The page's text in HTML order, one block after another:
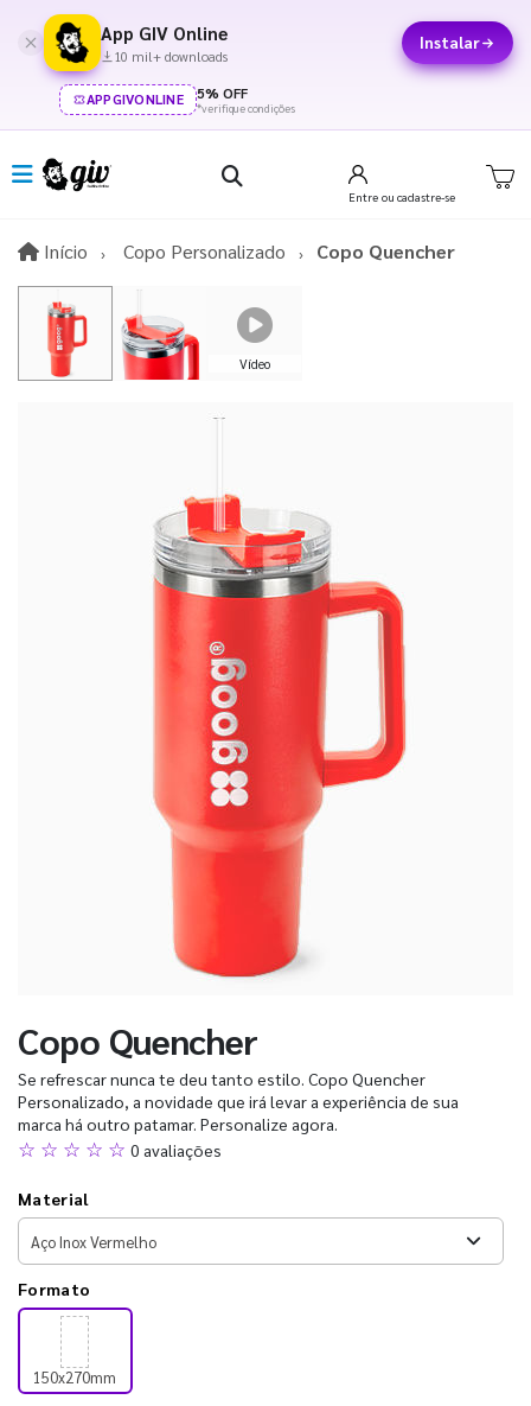
App GIV Online
10 mil+ downloads
Instalar
APPGIVONLINE 5% OFF
*verifique condições
Entre ou cadastre-se
Início InícioCopo Personalizado Copo Quencher
Vídeo
Copo Quencher
Se refrescar nunca te deu tanto estilo. Copo Quencher
Personalizado, a novidade que irá levar a experiência de sua
marca há outro patamar. Personalize agora.
☆ ☆ ☆ ☆ ☆ 0 avaliações
Material
Formato
150x270mm